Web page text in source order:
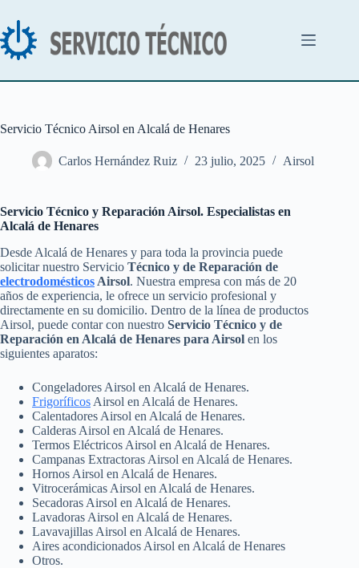
contenido
Servicio Técnico Airsol en Alcalá de Henares
Carlos Hernández Ruiz 23 julio, 2025 Airsol
Servicio Técnico y Reparación Airsol. Especialistas en
Alcalá de Henares
Desde Alcalá de Henares y para toda la provincia puede
solicitar nuestro Servicio Técnico y de Reparación de
electrodomésticos Airsol. Nuestra empresa con más de 20
años de experiencia, le ofrece un servicio profesional y
directamente en su domicilio. Dentro de la línea de productos
Airsol, puede contar con nuestro Servicio Técnico y de
Reparación en Alcalá de Henares para Airsol en los
siguientes aparatos:
Congeladores Airsol en Alcalá de Henares.
Frigoríficos Airsol en Alcalá de Henares.
Calentadores Airsol en Alcalá de Henares.
Calderas Airsol en Alcalá de Henares.
Termos Eléctricos Airsol en Alcalá de Henares.
Campanas Extractoras Airsol en Alcalá de Henares.
Hornos Airsol en Alcalá de Henares.
Vitrocerámicas Airsol en Alcalá de Henares.
Secadoras Airsol en Alcalá de Henares.
Lavadoras Airsol en Alcalá de Henares.
Lavavajillas Airsol en Alcalá de Henares.
Aires acondicionados Airsol en Alcalá de Henares
Otros.